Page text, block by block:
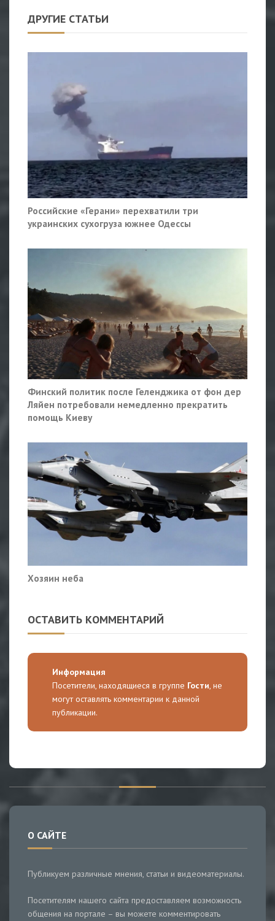
ДРУГИЕ СТАТЬИ
Российские «Герани» перехватили три
украинских сухогруза южнее Одессы
Финский политик после Геленджика от фон дер
Ляйен потребовали немедленно прекратить
помощь Киеву
Хозяин неба
ОСТАВИТЬ КОММЕНТАРИЙ
Информация
Посетители, находящиеся в группе Гости, не
могут оставлять комментарии к данной
публикации.
О САЙТЕ
Публикуем различные мнения, статьи и видеоматериалы.
Посетителям нашего сайта предоставляем возможность
общения на портале – вы можете комментировать